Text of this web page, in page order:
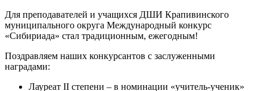
Для преподавателей и учащихся ДШИ Крапивинского
муниципального округа Международный конкурс
«Сибириада» стал традиционным, ежегодным!
Поздравляем наших конкурсантов с заслуженными
наградами:
Лауреат II степени – в номинации «учитель-ученик»